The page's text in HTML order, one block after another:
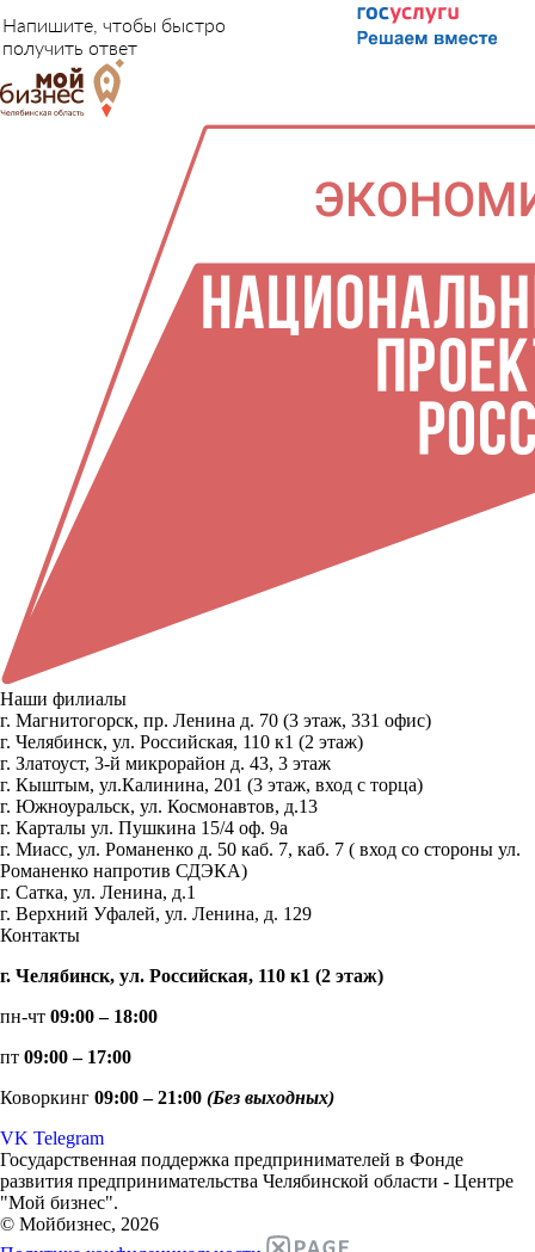
Напишите, чтобы быстро
получить ответ
Наши филиалы
г. Магнитогорск, пр. Ленина д. 70 (3 этаж, 331 офис)
г. Челябинск, ул. Российская, 110 к1 (2 этаж)
г. Златоуст, 3-й микрорайон д. 43, 3 этаж
г. Кыштым, ул.Калинина, 201 (3 этаж, вход с торца)
г. Южноуральск, ул. Космонавтов, д.13
г. Карталы ул. Пушкина 15/4 оф. 9а
г. Миасс, ул. Романенко д. 50 каб. 7, каб. 7 ( вход со стороны ул.
Романенко напротив СДЭКА)
г. Сатка, ул. Ленина, д.1
г. Верхний Уфалей, ул. Ленина, д. 129
Контакты
г. Челябинск, ул. Российская, 110 к1 (2 этаж)
пн-чт 09:00 – 18:00
пт 09:00 – 17:00
Коворкинг 09:00 – 21:00 (Без выходных)
VK Telegram
Государственная поддержка предпринимателей в Фонде
развития предпринимательства Челябинской области - Центре
"Мой бизнес".
© Мойбизнес, 2026